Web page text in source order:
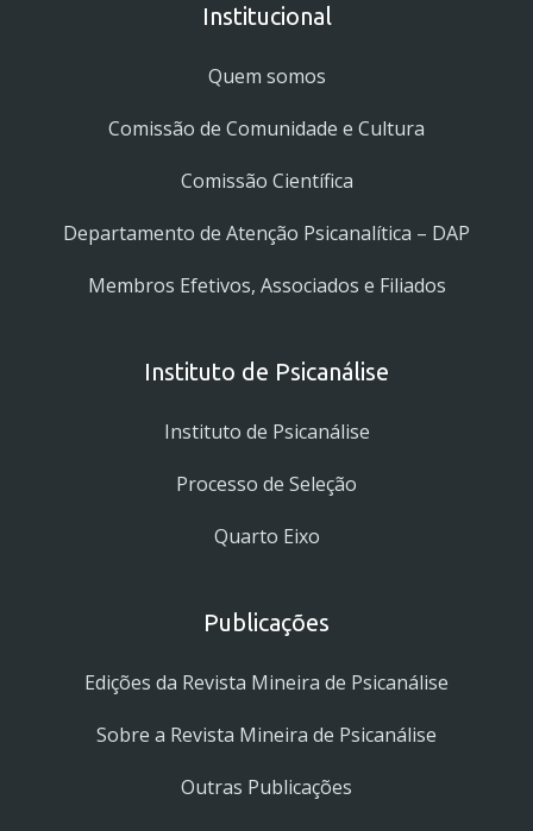
Institucional
Quem somos
Comissão de Comunidade e Cultura
Comissão Científica
Departamento de Atenção Psicanalítica – DAP
Membros Efetivos, Associados e Filiados
Instituto de Psicanálise
Instituto de Psicanálise
Processo de Seleção
Quarto Eixo
Publicações
Edições da Revista Mineira de Psicanálise
Sobre a Revista Mineira de Psicanálise
Outras Publicações